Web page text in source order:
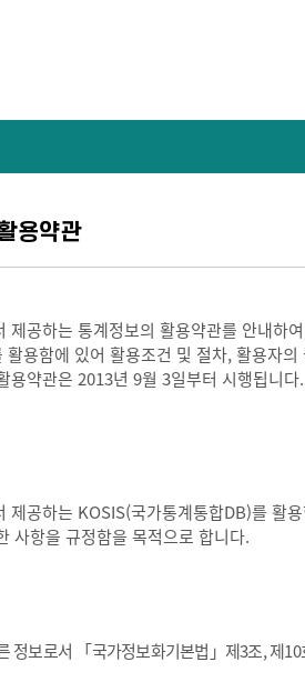
용약관
공하는 통계정보의 활용약관를 안내하
용함에 있어 활용조건 및 절차, 활용자
용약관은 2013년 9월 3일부터 시행됩니다.
제공하는 KOSIS(국가통계통합DB)를 활
사항을 규정함을 목적으로 합니다.
정보로서 「국가정보화기본법」제3조, 제